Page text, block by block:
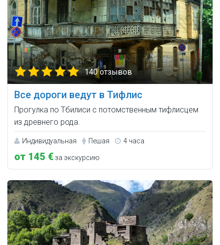
140 отзывов
Все дороги ведут в Тифлис
Прогулка по Тбилиси с потомственным тифлисцем
из древнего рода.
Индивидуальная Пешая 4 часа
от 145 €за экскурсию